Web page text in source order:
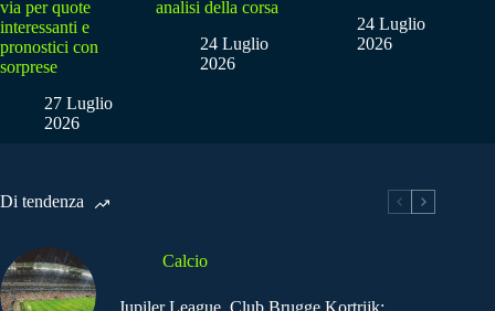
via per quote
interessanti e
pronostici con
sorprese
27 Luglio
2026
analisi della corsa
24 Luglio
2026
24 Luglio
2026
Di tendenza
Calcio